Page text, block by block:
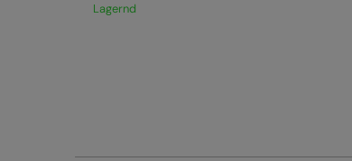
Lagernd